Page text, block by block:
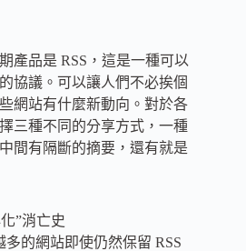
產品是 RSS，這是一種可以
協議。可以讓人們不必挨個
網站有什麼新動向。對於各
三種不同的分享方式，一種
間有隔斷的摘要，還有就是
多的網站即使仍然保留 RSS